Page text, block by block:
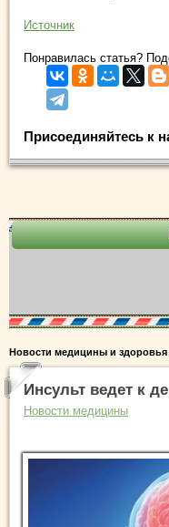
Источник
Понравилась статья?
Присоединяйтесь к
Новости медицины и здоровья
Инсульт ведет к
Новости медицины